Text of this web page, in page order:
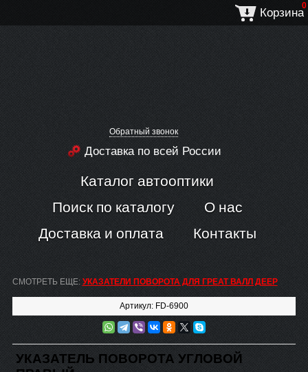
Обратный звонок
Доставка по всей России
Корзина
0
Каталог автооптики
Поиск по каталогу
О нас
Доставка и оплата
Контакты
СМОТРЕТЬ ЕЩЕ: УКАЗАТЕЛИ ПОВОРОТА ДЛЯ ГРЕАТ ВАЛЛ ДЕЕР
Артикул: FD-6900
УКАЗАТЕЛЬ ПОВОРОТА УГЛОВОЙ